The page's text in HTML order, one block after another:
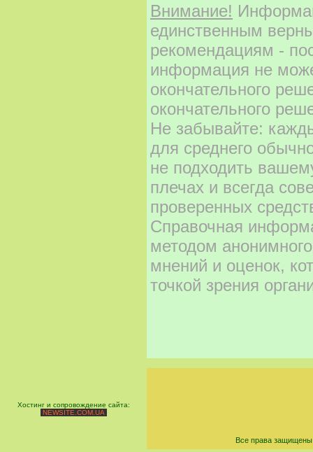
Внимание!
единственным
рекомендациям -
информация не
окончательного
окончательного
Не забывайте:
для среднего
не подходить
плечах и всегда
проверенных
Справочная
методом
мнений и оценок,
точкой зрения
Хостинг и сопровождение сайта:
NEWSITE.COM.UA
Все права